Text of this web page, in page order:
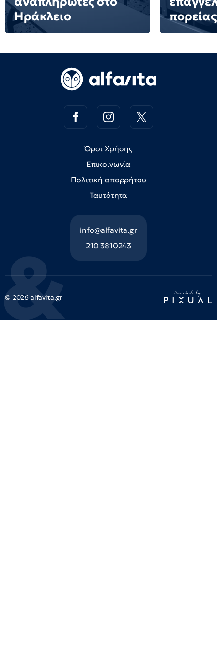
Ηράκλειο
πορείας
Όροι Χρήσης
Επικοινωνία
Πολιτική απορρήτου
Ταυτότητα
info@alfavita.gr
210 3810243
© 2026 alfavita.gr